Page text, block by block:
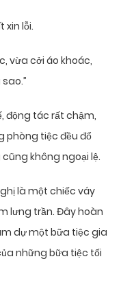
xin lỗi.
vừa cởi áo khoác,
động tác rất chậm,
phòng tiệc đều đổ
không ngoại lệ.
là một chiếc váy
lưng trần. Đây hoàn
dự một bữa tiệc gia
những bữa tiệc tối